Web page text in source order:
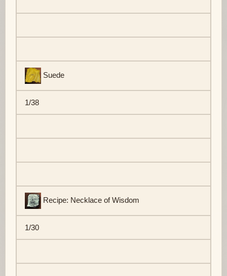
Suede
1/38
Recipe: Necklace of Wisdom
1/30